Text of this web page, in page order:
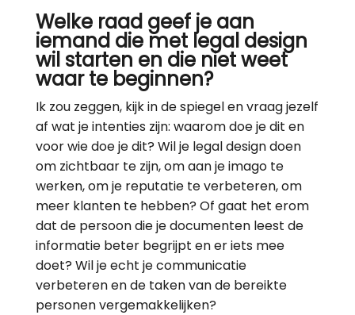
Welke raad geef je aan
iemand die met legal design
wil starten en die niet weet
waar te beginnen?
Ik zou zeggen, kijk in de spiegel en vraag jezelf
af wat je intenties zijn: waarom doe je dit en
voor wie doe je dit? Wil je legal design doen
om zichtbaar te zijn, om aan je imago te
werken, om je reputatie te verbeteren, om
meer klanten te hebben? Of gaat het erom
dat de persoon die je documenten leest de
informatie beter begrijpt en er iets mee
doet? Wil je echt je communicatie
verbeteren en de taken van de bereikte
personen vergemakkelijken?